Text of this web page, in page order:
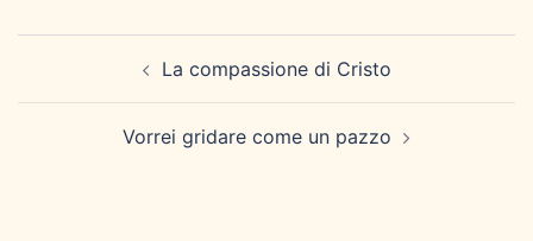
La compassione di Cristo
Vorrei gridare come un pazzo